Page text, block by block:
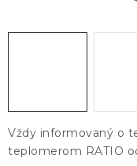
Vždy informovaný o
teplomerom RATIO